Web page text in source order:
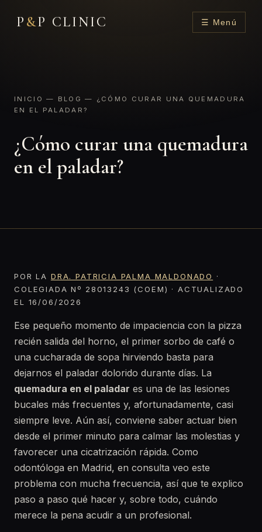
P &P CLINIC ☰ Menú
INICIO — BLOG — ¿CÓMO CURAR UNA QUEMADURA
EN EL PALADAR?
¿Cómo curar una quemadura
en el paladar?
POR LA DRA. PATRICIA PALMA MALDONADO
·
COLEGIADA Nº 28013243 (COEM) · ACTUALIZADO
EL 16/06/2026
Ese pequeño momento de impaciencia con la pizza
recién salida del horno, el primer sorbo de café o
una cucharada de sopa hirviendo basta para
dejarnos el paladar dolorido durante días. La
quemadura en el paladar es una de las lesiones
bucales más frecuentes y, afortunadamente, casi
siempre leve. Aún así, conviene saber actuar bien
desde el primer minuto para calmar las molestias y
favorecer una cicatrización rápida. Como
odontóloga en Madrid, en consulta veo este
problema con mucha frecuencia, así que te explico
paso a paso qué hacer y, sobre todo, cuándo
merece la pena acudir a un profesional.